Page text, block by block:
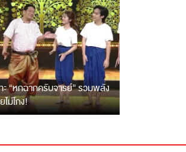
ะ “หกฉากครับจารย์” รวมพลัง
ม่โกง!